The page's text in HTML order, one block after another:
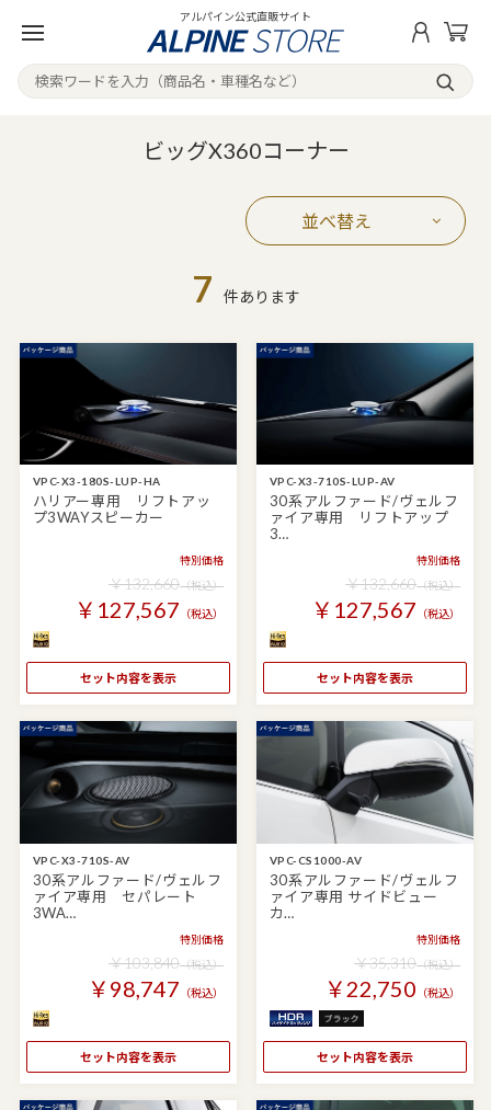
アルパイン公式直販サイト
ビッグX360コーナー
並べ替え
7 件あります
VPC-X3-180S-LUP-HA
ハリアー専用 リフトアッ
プ3WAYスピーカー
特別価格
￥132,660（税込）
￥127,567 （税込）
セット内容を表示
VPC-X3-710S-LUP-AV
30系アルファード/ヴェルフ
ァイア専用 リフトアップ
3…
特別価格
￥132,660（税込）
￥127,567 （税込）
セット内容を表示
VPC-X3-710S-AV
30系アルファード/ヴェルフ
ァイア専用 セパレート
3WA…
特別価格
￥103,840（税込）
￥98,747 （税込）
セット内容を表示
VPC-CS1000-AV
30系アルファード/ヴェルフ
ァイア専用 サイドビュー
カ…
特別価格
￥35,310（税込）
￥22,750 （税込）
セット内容を表示